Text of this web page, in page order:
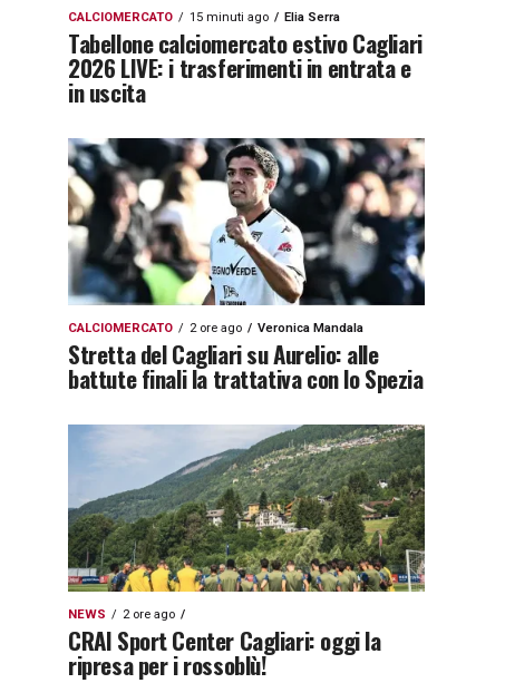
CALCIOMERCATO 15 minuti ago Elia Serra
Tabellone calciomercato estivo Cagliari
2026 LIVE: i trasferimenti in entrata e
in uscita
CALCIOMERCATO 2 ore ago Veronica Mandala
Stretta del Cagliari su Aurelio: alle
battute finali la trattativa con lo Spezia
NEWS 2 ore ago
CRAI Sport Center Cagliari: oggi la
ripresa per i rossoblù!